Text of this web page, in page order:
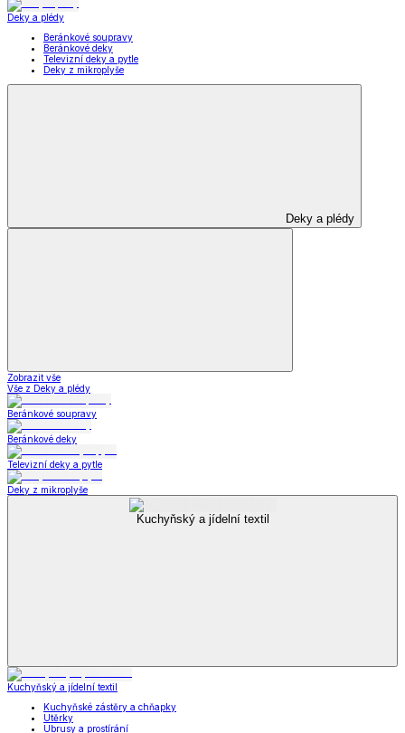
Deky a plédy
Beránkové soupravy
Beránkové deky
Televizní deky a pytle
Deky z mikroplyše
Deky a plédy
Zobrazit vše
Vše z Deky a plédy
Beránkové soupravy
Beránkové deky
Televizní deky a pytle
Deky z mikroplyše
Kuchyňský a jídelní textil
Kuchyňský a jídelní textil
Kuchyňské zástěry a chňapky
Utěrky
Ubrusy a prostírání